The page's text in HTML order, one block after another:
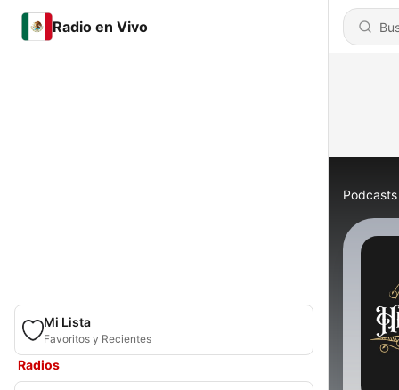
Radio en Vivo
Mi Lista
Favoritos y Recientes
Radios
Podcasts